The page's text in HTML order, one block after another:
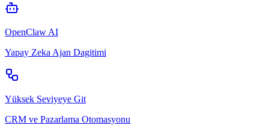
OpenClaw AI
Yapay Zeka Ajan Dagitimi
Yüksek Seviyeye Git
CRM ve Pazarlama Otomasyonu